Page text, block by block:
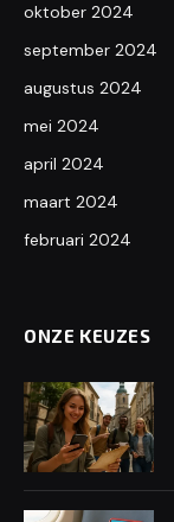
oktober 2024
september 2024
augustus 2024
mei 2024
april 2024
maart 2024
februari 2024
ONZE KEUZES